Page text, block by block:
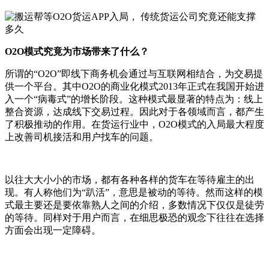
O2O模式究竟为市场带来了什么？
所谓的“O2O”即线下商务机会通过与互联网相结合，为交易提
供一个平台。其中O2O的商业化模式2013年正式在我国开始进
入一个“病毒式”的增长阶段。这种模式最显著的特点为：线上
整合资源，达成线下交易过程。因此对于各领域而言，都产生
了积极推动的作用。在货运行业中，O2O模式的入局最大程度
上改善司机接活和用户找车的问题。
以往大大小小的市场，都有各种各样的货车在等待雇主的出
现。有人称他们为“趴活”，意思是被动的等待。然而这样的模
式最主要还是要依靠熟人之间的介绍，多数情况下仅仅是徒劳
的等待。同样对于用户而言，在细思极恐的观念下往往在选择
方面会出现一定障碍。